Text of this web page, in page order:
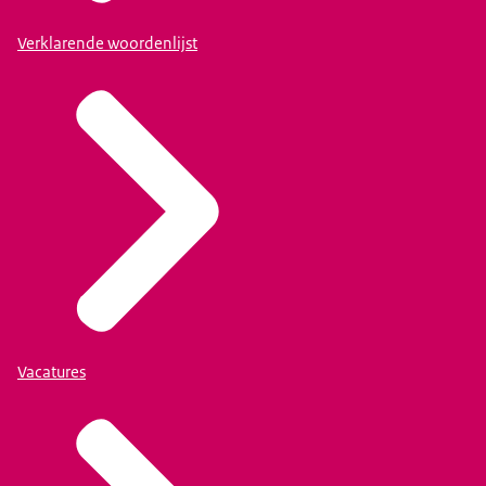
Verklarende woordenlijst
Vacatures